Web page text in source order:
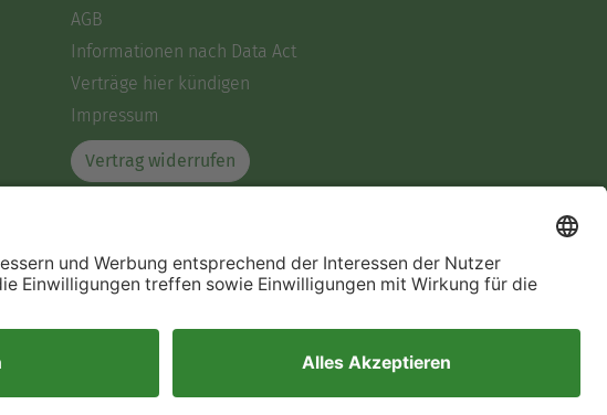
AGB
Informationen nach Data Act
Verträge hier kündigen
Impressum
Vertrag widerrufen